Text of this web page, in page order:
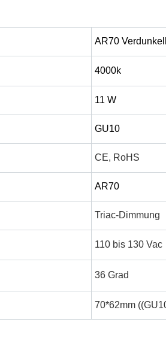
AR70
4000k
11 W
GU10
CE, RoHS
AR70
Triac-Dimmung
110 bis 130 Vac
36 Grad
70*62mm